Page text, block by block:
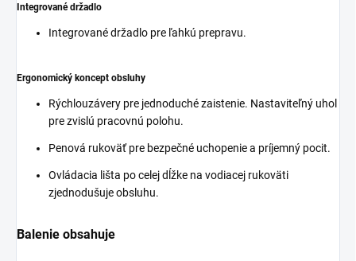
Integrované držadlo
Integrované držadlo pre ľahkú prepravu.
Ergonomický koncept obsluhy
Rýchlouzávery pre jednoduché zaistenie. Nastaviteľný uhol
pre zvislú pracovnú polohu.
Penová rukoväť pre bezpečné uchopenie a príjemný pocit.
Ovládacia lišta po celej dĺžke na vodiacej rukoväti
zjednodušuje obsluhu.
Balenie obsahuje